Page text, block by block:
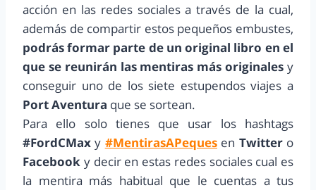
acción en las redes sociales a través de la cual,
además de compartir estos pequeños embustes,
podrás formar parte de un original libro en el
que se reunirán las mentiras más originales y
conseguir uno de los siete estupendos viajes a
Port Aventura que se sortean.
Para ello solo tienes que usar los hashtags
#FordCMax y #MentirasAPequesen Twittero
Facebook y decir en estas redes sociales cual es
la mentira más habitual que le cuentas a tus